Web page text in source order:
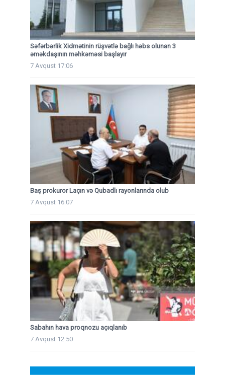
Səfərbərlik Xidmətinin rüşvətlə bağlı həbs olunan 3
əməkdaşının məhkəməsi başlayır
7 Avqust 17:06
Baş prokuror Laçın və Qubadlı rayonlarında olub
7 Avqust 16:07
Sabahın hava proqnozu açıqlanıb
7 Avqust 12:50